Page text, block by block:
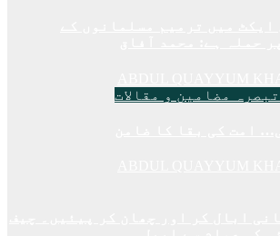
مضامین و مقالات